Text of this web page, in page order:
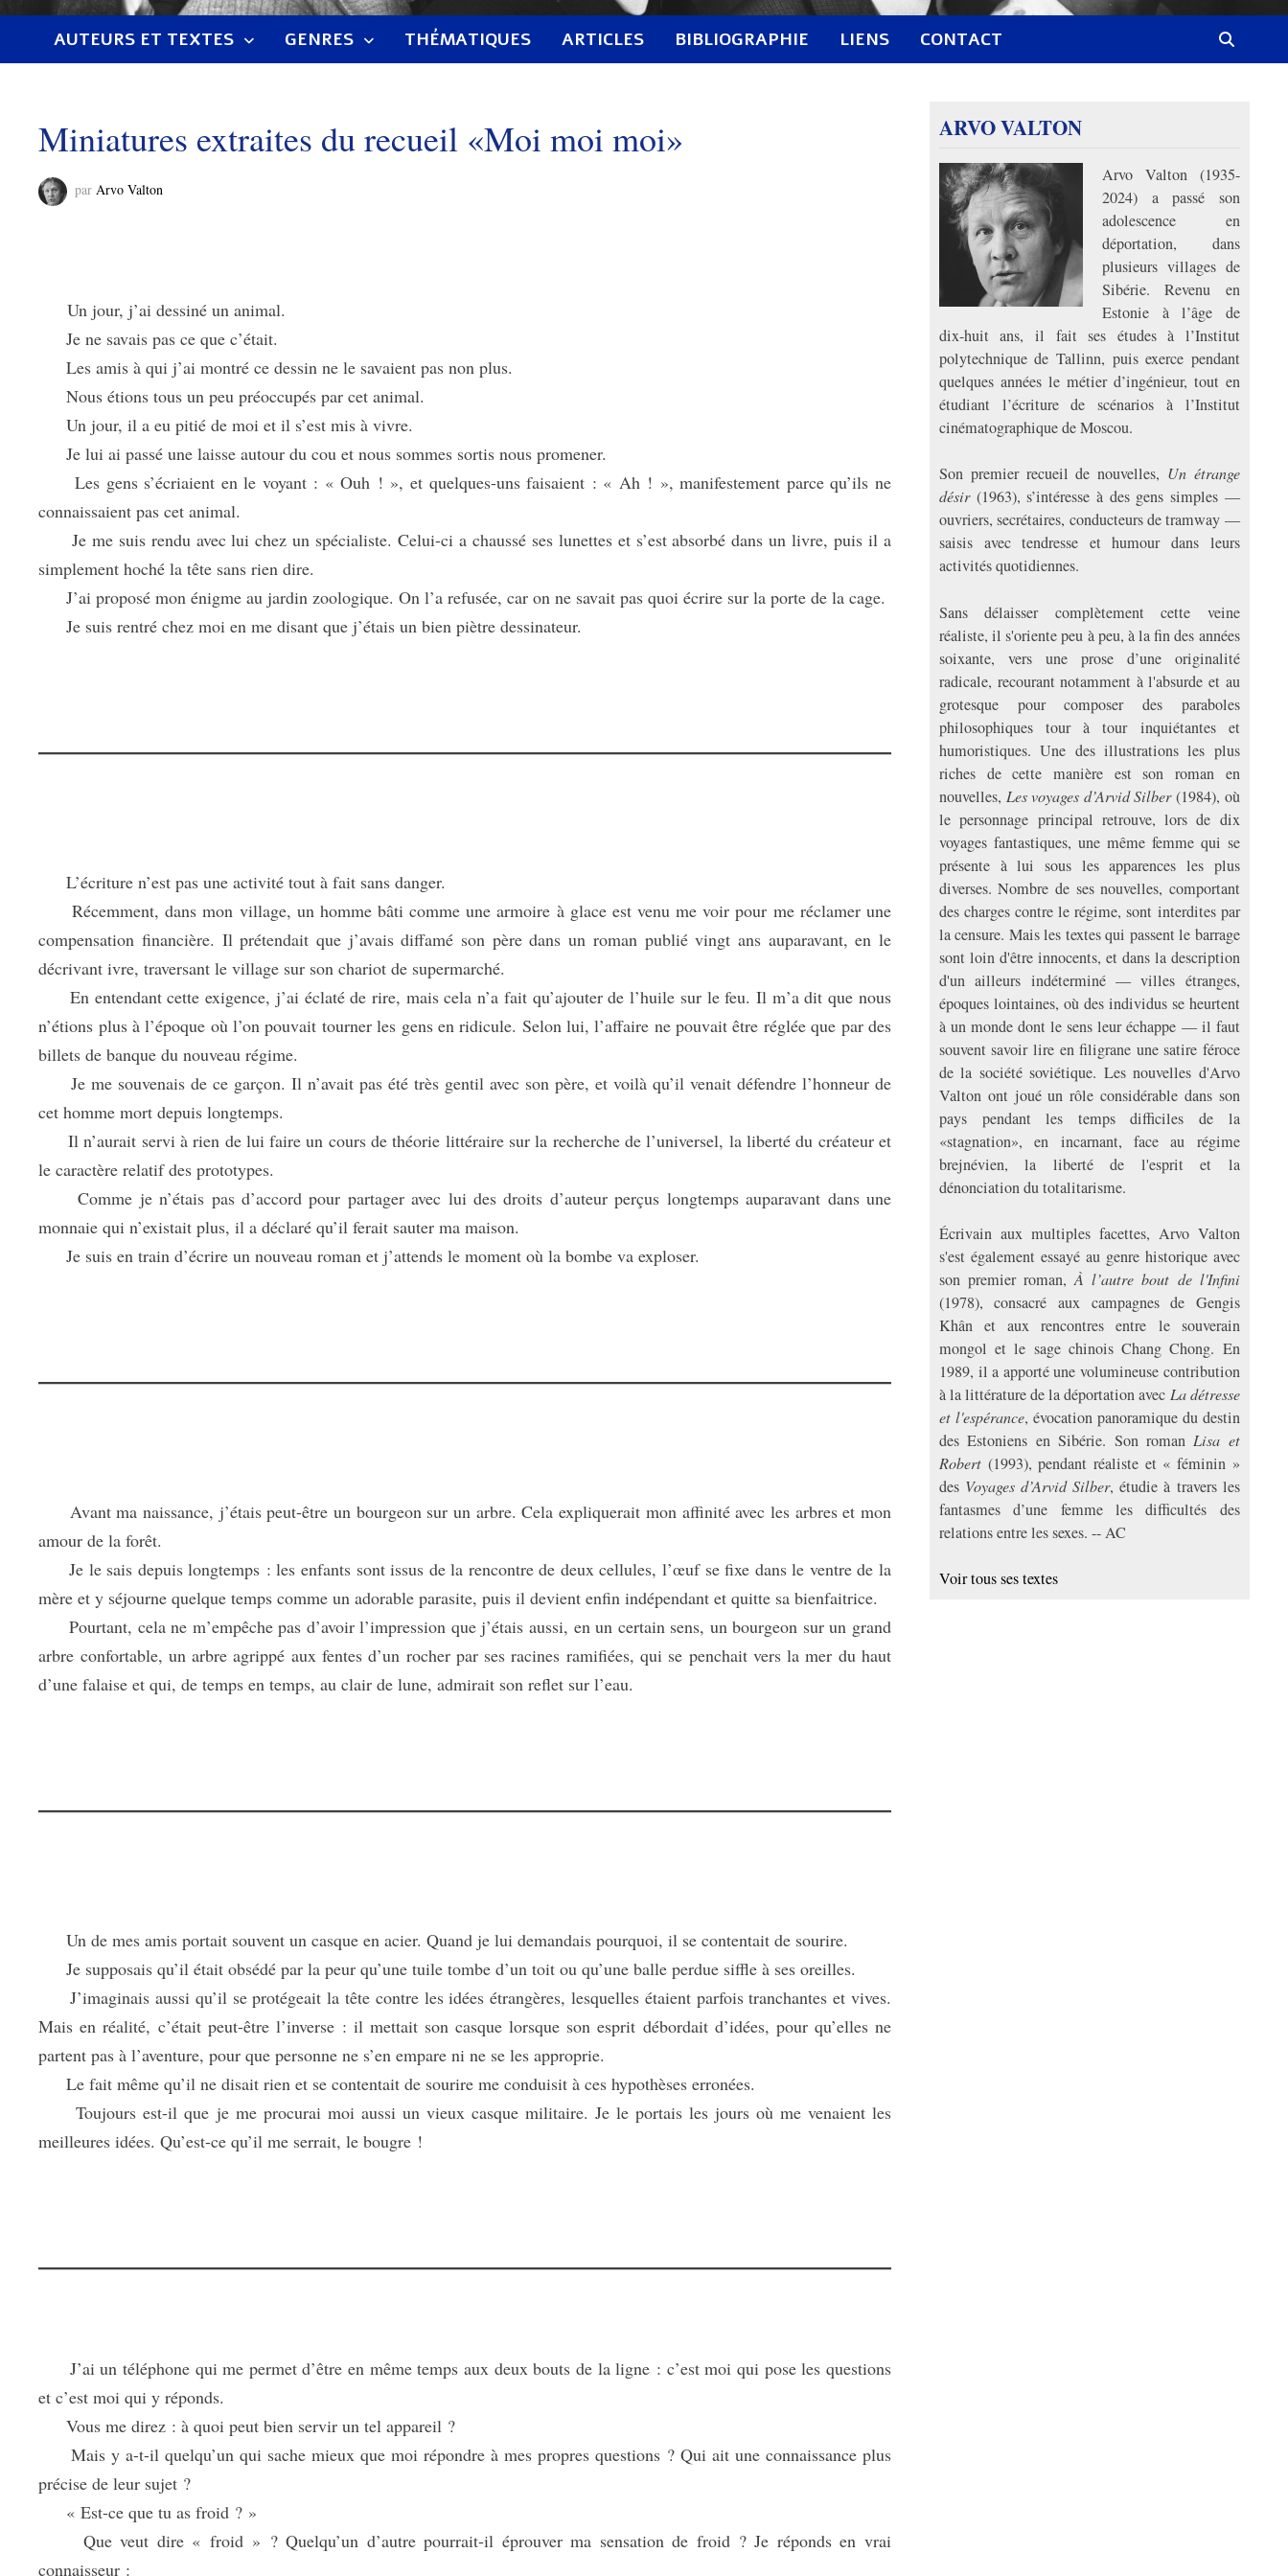
AUTEURS ET TEXTES GENRES THÉMATIQUES ARTICLES BIBLIOGRAPHIE LIENS CONTACT
Miniatures extraites du recueil «Moi moi moi»
parArvo Valton
Un jour, j’ai dessiné un animal.
Je ne savais pas ce que c’était.
Les amis à qui j’ai montré ce dessin ne le savaient pas non plus.
Nous étions tous un peu préoccupés par cet animal.
Un jour, il a eu pitié de moi et il s’est mis à vivre.
Je lui ai passé une laisse autour du cou et nous sommes sortis nous promener.
Les gens s’écriaient en le voyant : « Ouh ! », et quelques-uns faisaient : « Ah ! », manifestement parce qu’ils ne
connaissaient pas cet animal.
Je me suis rendu avec lui chez un spécialiste. Celui-ci a chaussé ses lunettes et s’est absorbé dans un livre, puis il a
simplement hoché la tête sans rien dire.
J’ai proposé mon énigme au jardin zoologique. On l’a refusée, car on ne savait pas quoi écrire sur la porte de la cage.
Je suis rentré chez moi en me disant que j’étais un bien piètre dessinateur.
L’écriture n’est pas une activité tout à fait sans danger.
Récemment, dans mon village, un homme bâti comme une armoire à glace est venu me voir pour me réclamer une
compensation financière. Il prétendait que j’avais diffamé son père dans un roman publié vingt ans auparavant, en le
décrivant ivre, traversant le village sur son chariot de supermarché.
En entendant cette exigence, j’ai éclaté de rire, mais cela n’a fait qu’ajouter de l’huile sur le feu. Il m’a dit que nous
n’étions plus à l’époque où l’on pouvait tourner les gens en ridicule. Selon lui, l’affaire ne pouvait être réglée que par des
billets de banque du nouveau régime.
Je me souvenais de ce garçon. Il n’avait pas été très gentil avec son père, et voilà qu’il venait défendre l’honneur de
cet homme mort depuis longtemps.
Il n’aurait servi à rien de lui faire un cours de théorie littéraire sur la recherche de l’universel, la liberté du créateur et
le caractère relatif des prototypes.
Comme je n’étais pas d’accord pour partager avec lui des droits d’auteur perçus longtemps auparavant dans une
monnaie qui n’existait plus, il a déclaré qu’il ferait sauter ma maison.
Je suis en train d’écrire un nouveau roman et j’attends le moment où la bombe va exploser.
Avant ma naissance, j’étais peut-être un bourgeon sur un arbre. Cela expliquerait mon affinité avec les arbres et mon
amour de la forêt.
Je le sais depuis longtemps : les enfants sont issus de la rencontre de deux cellules, l’œuf se fixe dans le ventre de la
mère et y séjourne quelque temps comme un adorable parasite, puis il devient enfin indépendant et quitte sa bienfaitrice.
Pourtant, cela ne m’empêche pas d’avoir l’impression que j’étais aussi, en un certain sens, un bourgeon sur un grand
arbre confortable, un arbre agrippé aux fentes d’un rocher par ses racines ramifiées, qui se penchait vers la mer du haut
d’une falaise et qui, de temps en temps, au clair de lune, admirait son reflet sur l’eau.
Un de mes amis portait souvent un casque en acier. Quand je lui demandais pourquoi, il se contentait de sourire.
Je supposais qu’il était obsédé par la peur qu’une tuile tombe d’un toit ou qu’une balle perdue siffle à ses oreilles.
J’imaginais aussi qu’il se protégeait la tête contre les idées étrangères, lesquelles étaient parfois tranchantes et vives.
Mais en réalité, c’était peut-être l’inverse : il mettait son casque lorsque son esprit débordait d’idées, pour qu’elles ne
partent pas à l’aventure, pour que personne ne s’en empare ni ne se les approprie.
Le fait même qu’il ne disait rien et se contentait de sourire me conduisit à ces hypothèses erronées.
Toujours est-il que je me procurai moi aussi un vieux casque militaire. Je le portais les jours où me venaient les
meilleures idées. Qu’est-ce qu’il me serrait, le bougre !
J’ai un téléphone qui me permet d’être en même temps aux deux bouts de la ligne : c’est moi qui pose les questions
et c’est moi qui y réponds.
Vous me direz : à quoi peut bien servir un tel appareil ?
Mais y a-t-il quelqu’un qui sache mieux que moi répondre à mes propres questions ? Qui ait une connaissance plus
précise de leur sujet ?
« Est-ce que tu as froid ? »
Que veut dire « froid » ? Quelqu’un d’autre pourrait-il éprouver ma sensation de froid ? Je réponds en vrai
connaisseur :
ARVO VALTON
Arvo Valton (1935-
2024) a passé son
adolescence en
déportation, dans
plusieurs villages de
Sibérie. Revenu en
Estonie à l’âge de
dix-huit ans, il fait ses études à l’Institut
polytechnique de Tallinn, puis exerce pendant
quelques années le métier d’ingénieur, tout en
étudiant l’écriture de scénarios à l’Institut
cinématographique de Moscou.
Son premier recueil de nouvelles, Un étrange
désir(1963), s’intéresse à des gens simples —
ouvriers, secrétaires, conducteurs de tramway —
saisis avec tendresse et humour dans leurs
activités quotidiennes.
Sans délaisser complètement cette veine
réaliste, il s'oriente peu à peu, à la fin des années
soixante, vers une prose d’une originalité
radicale, recourant notamment à l'absurde et au
grotesque pour composer des paraboles
philosophiques tour à tour inquiétantes et
humoristiques. Une des illustrations les plus
riches de cette manière est son roman en
nouvelles, Les voyages d’Arvid Silber(1984), où
le personnage principal retrouve, lors de dix
voyages fantastiques, une même femme qui se
présente à lui sous les apparences les plus
diverses. Nombre de ses nouvelles, comportant
des charges contre le régime, sont interdites par
la censure. Mais les textes qui passent le barrage
sont loin d'être innocents, et dans la description
d'un ailleurs indéterminé — villes étranges,
époques lointaines, où des individus se heurtent
à un monde dont le sens leur échappe — il faut
souvent savoir lire en filigrane une satire féroce
de la société soviétique. Les nouvelles d'Arvo
Valton ont joué un rôle considérable dans son
pays pendant les temps difficiles de la
«stagnation», en incarnant, face au régime
brejnévien, la liberté de l'esprit et la
dénonciation du totalitarisme.
Écrivain aux multiples facettes, Arvo Valton
s'est également essayé au genre historique avec
son premier roman,À l’autre bout de l'Infini
(1978), consacré aux campagnes de Gengis
Khân et aux rencontres entre le souverain
mongol et le sage chinois Chang Chong. En
1989, il a apporté une volumineuse contribution
à la littérature de la déportation avec La détresse
et l'espérance, évocation panoramique du destin
des Estoniens en Sibérie. Son romanLisa et
Robert(1993), pendant réaliste et « féminin »
des Voyages d’Arvid Silber, étudie à travers les
fantasmes d’une femme les difficultés des
relations entre les sexes. -- AC
Voir tous ses textes